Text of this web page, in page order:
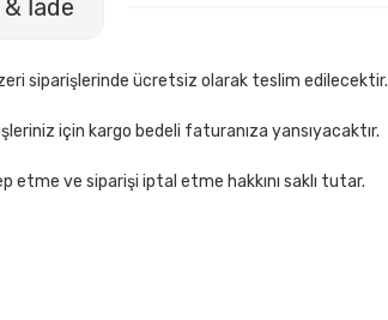
Sepete Ekle
İade
siparişlerinde ücretsiz olarak teslim edilecektir.
için kargo bedeli faturanıza yansıyacaktır.
ve siparişi iptal etme hakkını saklı tutar.